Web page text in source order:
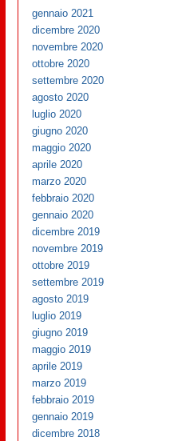
gennaio 2021
dicembre 2020
novembre 2020
ottobre 2020
settembre 2020
agosto 2020
luglio 2020
giugno 2020
maggio 2020
aprile 2020
marzo 2020
febbraio 2020
gennaio 2020
dicembre 2019
novembre 2019
ottobre 2019
settembre 2019
agosto 2019
luglio 2019
giugno 2019
maggio 2019
aprile 2019
marzo 2019
febbraio 2019
gennaio 2019
dicembre 2018